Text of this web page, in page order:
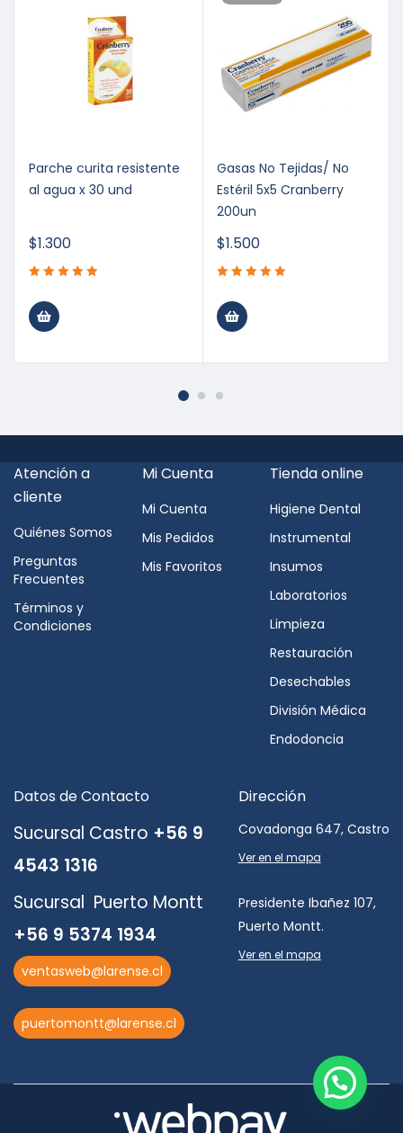
Parche curita resistente
al agua x 30 und
$1.300
Gasas No Tejidas/ No
Estéril 5x5 Cranberry
200un
$1.500
Atención a
cliente
Quiénes Somos
Preguntas
Frecuentes
Términos y
Condiciones
Mi Cuenta
Mi Cuenta
Mis Pedidos
Mis Favoritos
Tienda online
Higiene Dental
Instrumental
Insumos
Laboratorios
Limpieza
Restauración
Desechables
División Médica
Endodoncia
Datos de Contacto
Sucursal Castro +56 9
4543 1316
Sucursal Puerto Montt
+56 9 5374 1934
ventasweb@larense.cl
puertomontt@larense.cl
Dirección
Covadonga 647, Castro
Ver en el mapa
Presidente Ibañez 107,
Puerto Montt.
Ver en el mapa